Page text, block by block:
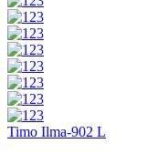
Timo Ilma-902 L